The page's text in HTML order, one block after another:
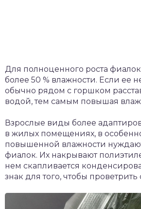
Для полноценного роста
более 50 % влажности. Если ее
обычно рядом с горшком
водой, тем самым повышая
Взрослые виды более
в жилых помещениях, в
повышенной влажности
фиалок. Их накрывают
нем скапливается
знак для того, чтобы проветрить